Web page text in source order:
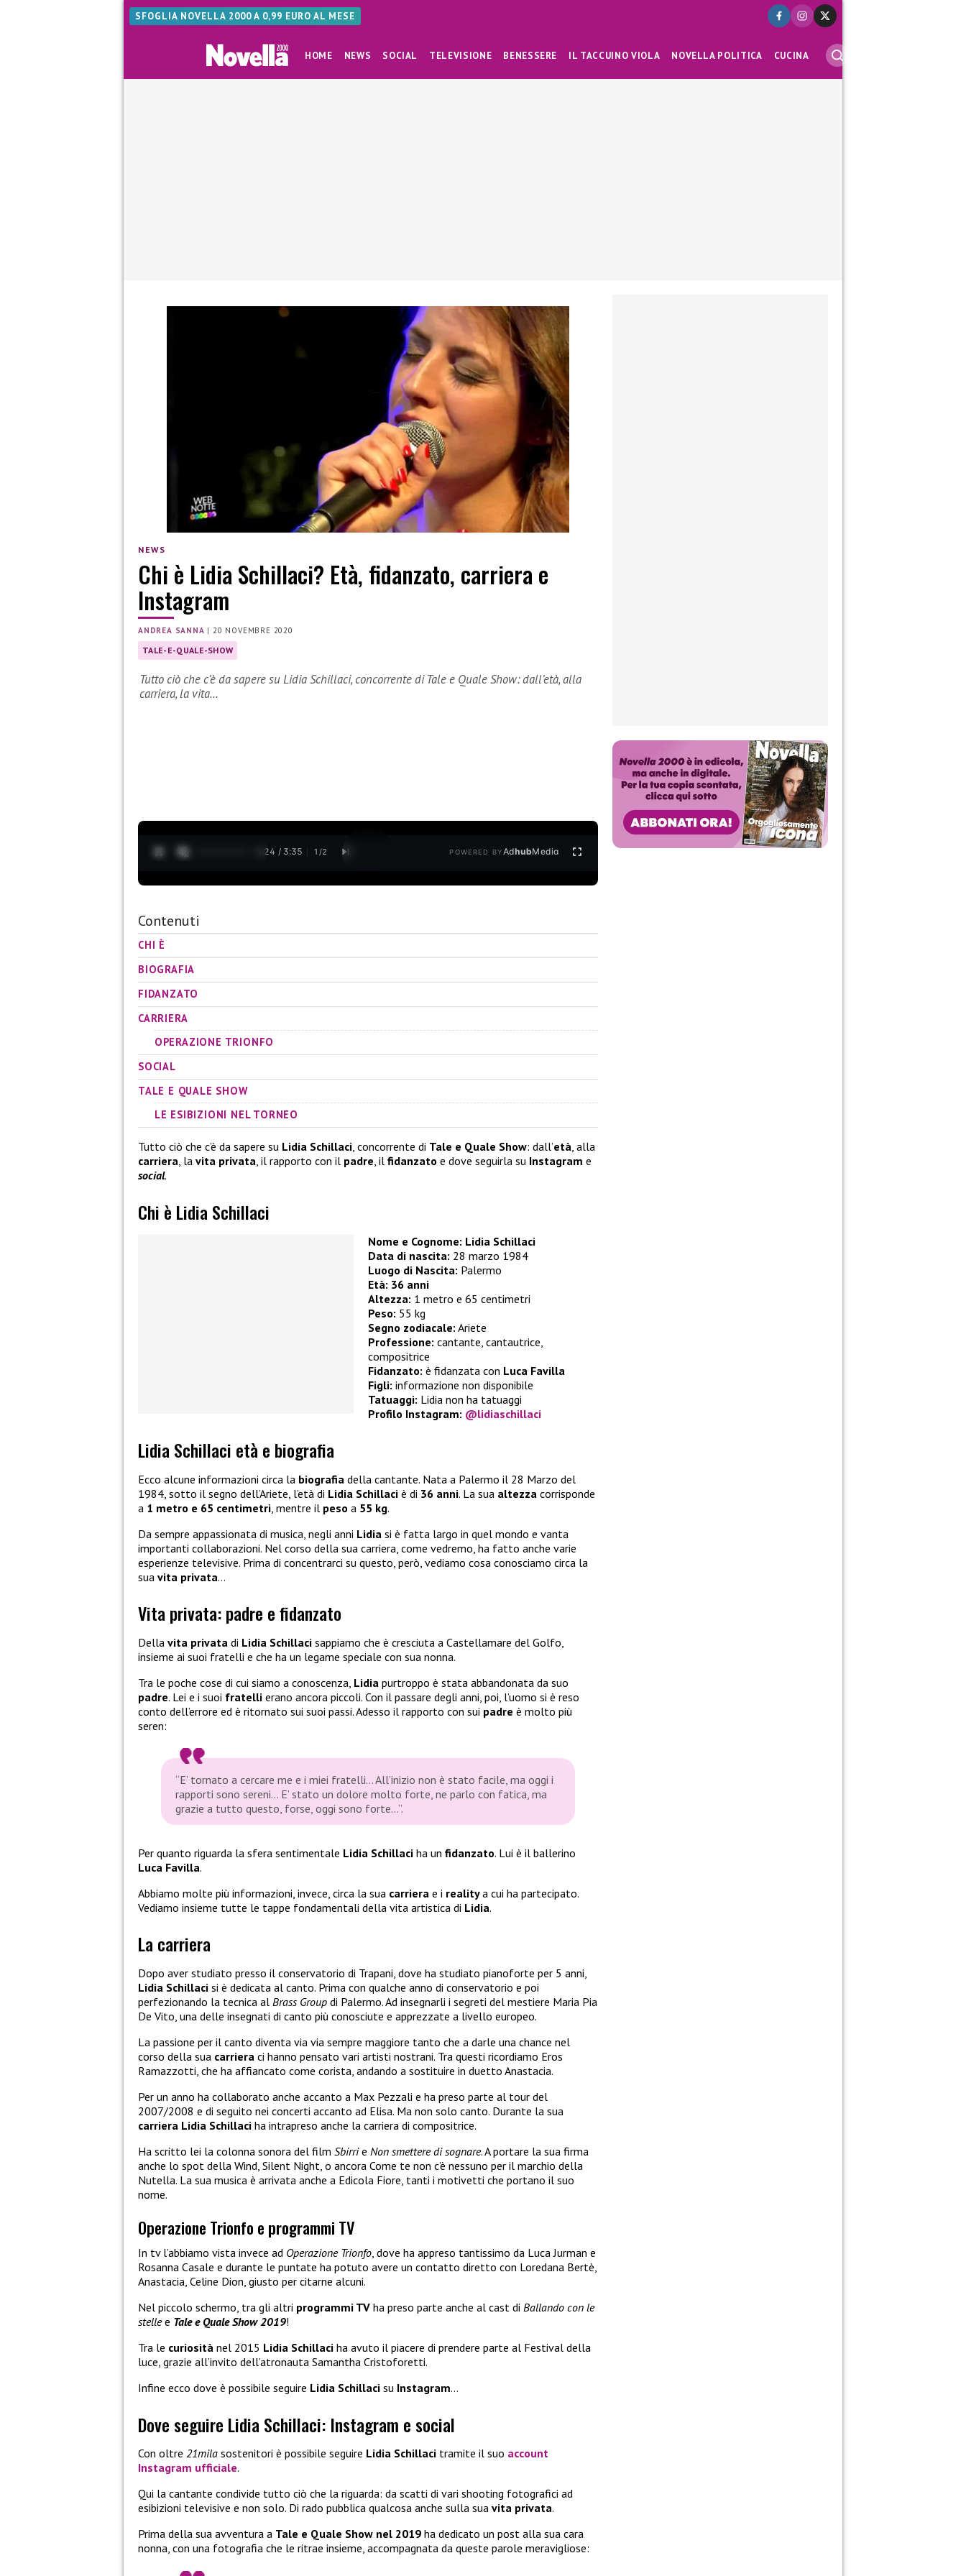
SFOGLIA NOVELLA 2000 A 0,99 EURO AL MESE
HOME NEWS SOCIAL TELEVISIONE BENESSERE IL TACCUINO VIOLA NOVELLA POLITICA CUCINA
NEWS
Chi è Lidia Schillaci? Età, fidanzato, carriera e
Instagram
ANDREA SANNA |20 NOVEMBRE 2020
TALE-E-QUALE-SHOW
Tutto ciò che c’è da sapere su Lidia Schillaci, concorrente di Tale e Quale Show: dall’età, alla
carriera, la vita…
0:25 / 3:35 1 /2 POWERED BYAdhubMedia
Contenuti
CHI È
BIOGRAFIA
FIDANZATO
CARRIERA
OPERAZIONE TRIONFO
SOCIAL
TALE E QUALE SHOW
LE ESIBIZIONI NEL TORNEO
Tutto ciò che c’è da sapere su Lidia Schillaci, concorrente di Tale e Quale Show: dall’età, alla
carriera, la vita privata, il rapporto con il padre, il fidanzato e dove seguirla su Instagram e
social.
Chi è Lidia Schillaci
Nome e Cognome: Lidia Schillaci
Data di nascita: 28 marzo 1984
Luogo di Nascita: Palermo
Età: 36 anni
Altezza: 1 metro e 65 centimetri
Peso: 55 kg
Segno zodiacale: Ariete
Professione: cantante, cantautrice,
compositrice
Fidanzato: è fidanzata con Luca Favilla
Figli: informazione non disponibile
Tatuaggi: Lidia non ha tatuaggi
Profilo Instagram: @lidiaschillaci
Lidia Schillaci età e biografia
Ecco alcune informazioni circa la biografia della cantante. Nata a Palermo il 28 Marzo del
1984, sotto il segno dell’Ariete, l’età di Lidia Schillaci è di 36 anni. La sua altezza corrisponde
a 1 metro e 65 centimetri , mentre il peso a 55 kg.
Da sempre appassionata di musica, negli anni Lidia si è fatta largo in quel mondo e vanta
importanti collaborazioni. Nel corso della sua carriera, come vedremo, ha fatto anche varie
esperienze televisive. Prima di concentrarci su questo, però, vediamo cosa conosciamo circa la
sua vita privata…
Vita privata: padre e fidanzato
Della vita privata di Lidia Schillaci sappiamo che è cresciuta a Castellamare del Golfo,
insieme ai suoi fratelli e che ha un legame speciale con sua nonna.
Tra le poche cose di cui siamo a conoscenza, Lidia purtroppo è stata abbandonata da suo
padre. Lei e i suoi fratelli erano ancora piccoli. Con il passare degli anni, poi, l’uomo si è reso
conto dell’errore ed è ritornato sui suoi passi. Adesso il rapporto con sui padre è molto più
seren:
“E’ tornato a cercare me e i miei fratelli… All’inizio non è stato facile, ma oggi i
rapporti sono sereni… E’ stato un dolore molto forte, ne parlo con fatica, ma
grazie a tutto questo, forse, oggi sono forte…”.
Per quanto riguarda la sfera sentimentale Lidia Schillaci ha un fidanzato. Lui è il ballerino
Luca Favilla.
Abbiamo molte più informazioni, invece, circa la sua carriera e i realitya cui ha partecipato.
Vediamo insieme tutte le tappe fondamentali della vita artistica di Lidia.
La carriera
Dopo aver studiato presso il conservatorio di Trapani, dove ha studiato pianoforte per 5 anni,
Lidia Schillaci si è dedicata al canto. Prima con qualche anno di conservatorio e poi
perfezionando la tecnica al Brass Group di Palermo. Ad insegnarli i segreti del mestiere Maria Pia
De Vito, una delle insegnati di canto più conosciute e apprezzate a livello europeo.
La passione per il canto diventa via via sempre maggiore tanto che a darle una chance nel
corso della sua carriera ci hanno pensato vari artisti nostrani. Tra questi ricordiamo Eros
Ramazzotti, che ha affiancato come corista, andando a sostituire in duetto Anastacia.
Per un anno ha collaborato anche accanto a Max Pezzali e ha preso parte al tour del
2007/2008 e di seguito nei concerti accanto ad Elisa. Ma non solo canto. Durante la sua
carriera Lidia Schillaci ha intrapreso anche la carriera di compositrice.
Ha scritto lei la colonna sonora del film Sbirrie Non smettere di sognare. A portare la sua firma
anche lo spot della Wind, Silent Night, o ancora Come te non c’è nessuno per il marchio della
Nutella. La sua musica è arrivata anche a Edicola Fiore, tanti i motivetti che portano il suo
nome.
Operazione Trionfo e programmi TV
In tv l’abbiamo vista invece ad Operazione Trionfo, dove ha appreso tantissimo da Luca Jurman e
Rosanna Casale e durante le puntate ha potuto avere un contatto diretto con Loredana Bertè,
Anastacia, Celine Dion, giusto per citarne alcuni.
Nel piccolo schermo, tra gli altri programmi TV ha preso parte anche al cast di Ballando con le
stellee Tale e Quale Show 2019!
Tra le curiosità nel 2015 Lidia Schillaci ha avuto il piacere di prendere parte al Festival della
luce, grazie all’invito dell’atronauta Samantha Cristoforetti.
Infine ecco dove è possibile seguire Lidia Schillaci su Instagram…
Dove seguire Lidia Schillaci: Instagram e social
Con oltre 21mila sostenitori è possibile seguire Lidia Schillaci tramite il suo account
Instagram ufficiale.
Qui la cantante condivide tutto ciò che la riguarda: da scatti di vari shooting fotografici ad
esibizioni televisive e non solo. Di rado pubblica qualcosa anche sulla sua vita privata.
Prima della sua avventura a Tale e Quale Show nel 2019 ha dedicato un post alla sua cara
nonna, con una fotografia che le ritrae insieme, accompagnata da queste parole meravigliose: